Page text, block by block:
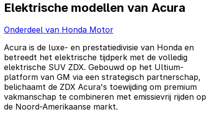
Elektrische modellen van Acura
Onderdeel van Honda Motor
Acura is de luxe- en prestatiedivisie van Honda en
betreedt het elektrische tijdperk met de volledig
elektrische SUV ZDX. Gebouwd op het Ultium-
platform van GM via een strategisch partnerschap,
belichaamt de ZDX Acura's toewijding om premium
vakmanschap te combineren met emissievrij rijden op
de Noord-Amerikaanse markt.